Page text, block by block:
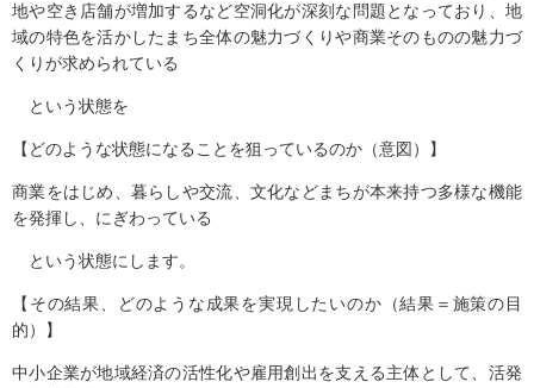
地や空き店舗が増加するなど空洞化が深刻な問題となっており、地
域の特色を活かしたまち全体の魅力づくりや商業そのものの魅力づ
くりが求められている
という状態を
【どのような状態になることを狙っているのか（意図）】
商業をはじめ、暮らしや交流、文化などまちが本来持つ多様な機能
を発揮し、にぎわっている
という状態にします。
【その結果、どのような成果を実現したいのか（結果＝施策の目
的）】
中小企業が地域経済の活性化や雇用創出を支える主体として、活発